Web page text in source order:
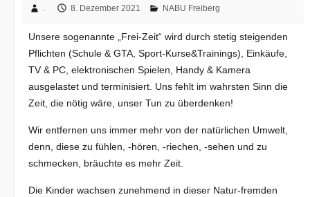
. 8. Dezember 2021 NABU Freiberg
Unsere sogenannte „Frei-Zeit“ wird durch stetig steigenden
Pflichten (Schule & GTA, Sport-Kurse&Trainings), Einkäufe,
TV & PC, elektronischen Spielen, Handy & Kamera
ausgelastet und terminisiert. Uns fehlt im wahrsten Sinn die
Zeit, die nötig wäre, unser Tun zu überdenken!
Wir entfernen uns immer mehr von der natürlichen Umwelt,
denn, diese zu fühlen, -hören, -riechen, -sehen und zu
schmecken, bräuchte es mehr Zeit.
Die Kinder wachsen zunehmend in dieser Natur-fremden